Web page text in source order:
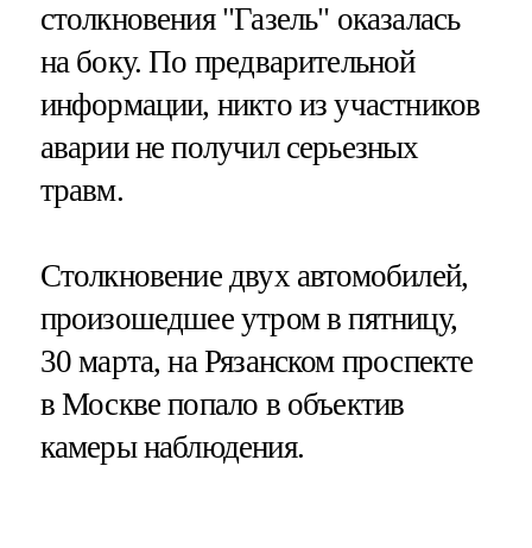
столкновения "Газель" оказалась
на боку. По предварительной
информации, никто из участников
аварии не получил серьезных
травм.
Столкновение двух автомобилей,
произошедшее утром в пятницу,
30 марта, на Рязанском проспекте
в Москве попало в объектив
камеры наблюдения.